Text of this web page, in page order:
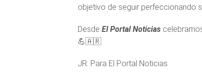
objetivo de seguir perfeccionando
Desde El Portal Noticias
💪🇦🇷
JR. Para El Portal Noticias